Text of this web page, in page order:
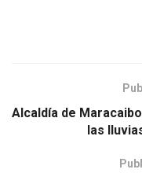
Alcaldía de
las